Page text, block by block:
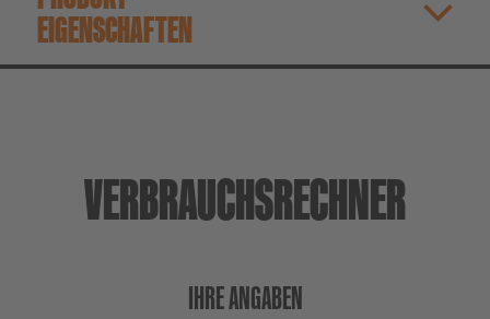
EIGENSCHAFTEN
VERBRAUCHS­RECHNER
IHRE ANGABEN